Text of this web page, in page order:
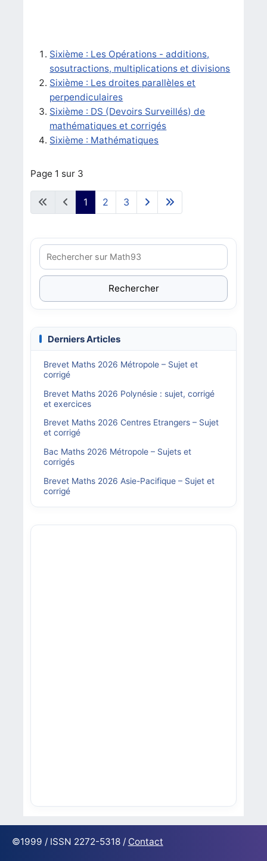
Sixième : Les Opérations - additions,
sosutractions, multiplications et divisions
Sixième : Les droites parallèles et
perpendiculaires
Sixième : DS (Devoirs Surveillés) de
mathématiques et corrigés
Sixième : Mathématiques
Page 1 sur 3
1 2 3
Rechercher
Derniers Articles
Brevet Maths 2026 Métropole – Sujet et
corrigé
Brevet Maths 2026 Polynésie : sujet, corrigé
et exercices
Brevet Maths 2026 Centres Etrangers – Sujet
et corrigé
Bac Maths 2026 Métropole – Sujets et
corrigés
Brevet Maths 2026 Asie-Pacifique – Sujet et
corrigé
©1999 / ISSN 2272-5318 / Contact